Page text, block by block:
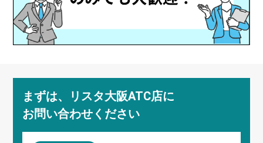
まずは、リスタ大阪ATC店に
お問い合わせください